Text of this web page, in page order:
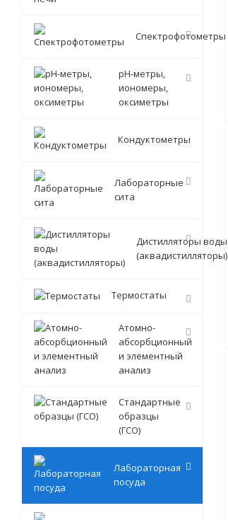
Спектрофотометры
pH-метры,
иономеры,
оксиметры
Кондуктометры
Лабораторные
сита
Дистилляторы воды
(аквадистилляторы)
Термостаты
Атомно-
абсорбционный
и элементный
анализ
Стандартные
образцы
(ГСО)
Лабораторная
посуда